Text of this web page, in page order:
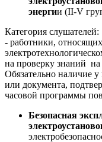
энергии (II-V
Категория слушателей:
- работники,
на проверку знаний
Обязательно наличие у
или документа,
часовой программы
Безопасная